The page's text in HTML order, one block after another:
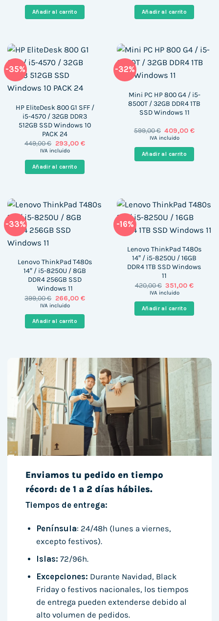
era:
1.630,57 €.
Añadir al carrito
era:
730,00 €.
es:
339,00
Añadir al carrito
-35%
HP EliteDesk 800 G1 SFF /
i5-4570 / 32GB DDR3
512GB SSD Windows 10
PACK 24
449,00€ El
precio
era:
449,00 €.
293,00 €El
es:
IVA incluido
Añadir al carrito
-32%
Mini PC HP 800 G4 / i5-
8500T / 32GB DDR4 1TB
SSD Windows 11
599,00€ El
precio
era:
599,00 €.
409,00€El
IVA incluido
Añadir al carrito
-33%
Lenovo ThinkPad T480s
14″ / i5-8250U / 8GB
DDR4 256GB SSD
Windows 11
399,00€ El
precio
era:
399,00 €.
266,00 €El
es:
266,00 €.
IVA incluido
Añadir al carrito
-16%
Lenovo ThinkPad T480s
14″ / i5-8250U / 16GB
DDR4 1TB SSD Windows
11
420,00€ El
precio
era:
420,00 €.
351,00€El
es:
351,00
IVA incluido
Añadir al carrito
Enviamos tu pedido en tiempo
récord: de 1 a 2 días hábiles.
Tiempos de entrega:
Península: 24/48h (lunes a viernes,
excepto festivos).
Islas: 72/96h.
Excepciones: Durante Navidad, Black
Friday o festivos nacionales, los tiempos
de entrega pueden extenderse debido al
alto volumen de pedidos.